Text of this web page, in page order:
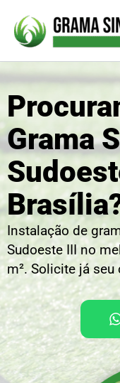
para
conteúdo
Grama
Instalação de
Sudoeste III no
m². Solicite já